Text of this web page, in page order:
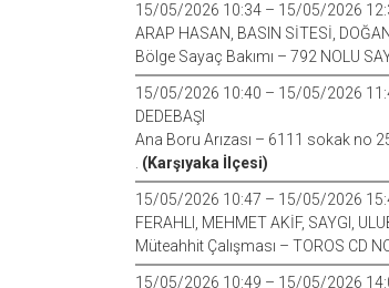
15/05/2026 10:34 – 15/05/2026
ARAP HASAN, BASIN SİTESİ,
Bölge Sayaç Bakımı – 792 NOLU
15/05/2026 10:40 – 15/05/2026
DEDEBAŞI
Ana Boru Arızası – 6111 sokak no
(Karşıyaka İlçesi)
15/05/2026 10:47 – 15/05/2026
FERAHLI, MEHMET AKİF, SAYGI,
Müteahhit Çalışması – TOROS CD
15/05/2026 10:49 – 15/05/2026